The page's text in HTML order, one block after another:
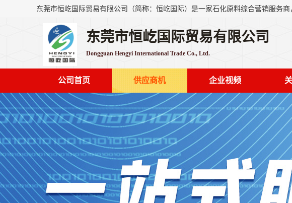
东莞市恒屹国际贸易有限公司
Dongguan Hengyi International Trade Co., Ltd.
公司首页 供应商机 企业视频